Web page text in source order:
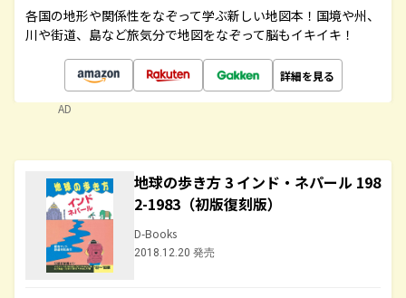
各国の地形や関係性をなぞって学ぶ新しい地図本！国境や州、
川や街道、島など旅気分で地図をなぞって脳もイキイキ！
詳細を見る
AD
地球の歩き方 3 インド・ネパール 198
2-1983（初版復刻版）
D-Books
2018.12.20 発売